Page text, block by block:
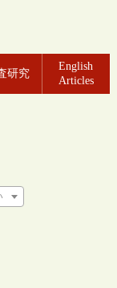
研究
English
Articles